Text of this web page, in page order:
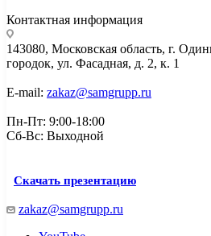
Контактная информация
143080, Mосковская область, г.
городок, ул. Фасадная, д. 2, к. 1
E-mail: zakaz@samgrupp.ru
Пн-Пт: 9:00-18:00
Сб-Вс: Выходной
Скачать презентацию
zakaz@samgrupp.ru